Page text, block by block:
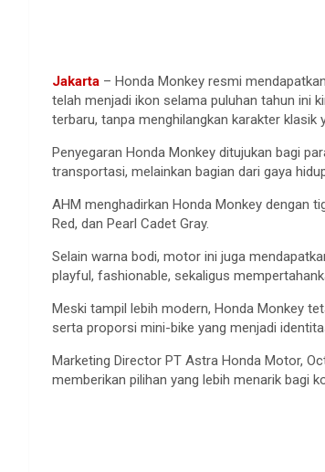
Jakarta – Honda Monkey resmi
telah menjadi ikon selama puluhan tahun ini
terbaru, tanpa menghilangkan karakter klasik
Penyegaran Honda Monkey ditujukan bagi
transportasi, melainkan bagian dari gaya
AHM menghadirkan Honda Monkey dengan
Red, dan Pearl Cadet Gray.
Selain warna bodi, motor ini juga
playful, fashionable, sekaligus
Meski tampil lebih modern, Honda Monkey
serta proporsi mini-bike yang menjadi
Marketing Director PT Astra Honda Motor,
memberikan pilihan yang lebih menarik bagi